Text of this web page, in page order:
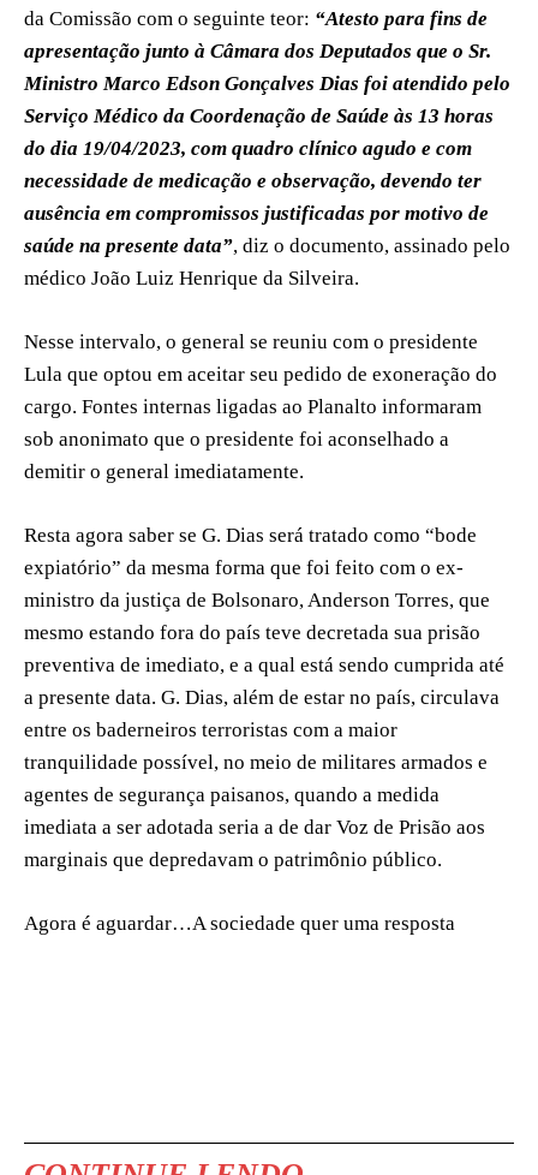
da Comissão com o seguinte teor: “Atesto para fins de
apresentação junto à Câmara dos Deputados que o Sr.
Ministro Marco Edson Gonçalves Dias foi atendido pelo
Serviço Médico da Coordenação de Saúde às 13 horas
do dia 19/04/2023, com quadro clínico agudo e com
necessidade de medicação e observação, devendo ter
ausência em compromissos justificadas por motivo de
saúde na presente data”, diz o documento, assinado pelo
médico João Luiz Henrique da Silveira.
Nesse intervalo, o general se reuniu com o presidente
Lula que optou em aceitar seu pedido de exoneração do
cargo. Fontes internas ligadas ao Planalto informaram
sob anonimato que o presidente foi aconselhado a
demitir o general imediatamente.
Resta agora saber se G. Dias será tratado como “bode
expiatório” da mesma forma que foi feito com o ex-
ministro da justiça de Bolsonaro, Anderson Torres, que
mesmo estando fora do país teve decretada sua prisão
preventiva de imediato, e a qual está sendo cumprida até
a presente data. G. Dias, além de estar no país, circulava
entre os baderneiros terroristas com a maior
tranquilidade possível, no meio de militares armados e
agentes de segurança paisanos, quando a medida
imediata a ser adotada seria a de dar Voz de Prisão aos
marginais que depredavam o patrimônio público.
Agora é aguardar…A sociedade quer uma resposta